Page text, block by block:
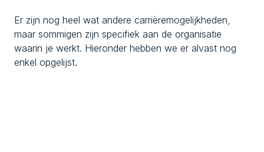
Er zijn nog heel wat andere carrièremogelijkheden,
maar sommigen zijn specifiek aan de organisatie
waarin je werkt. Hieronder hebben we er alvast nog
enkel opgelijst.